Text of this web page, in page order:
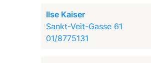
Ilse Kaiser
Sankt-Veit-Gasse 61
01/8775131